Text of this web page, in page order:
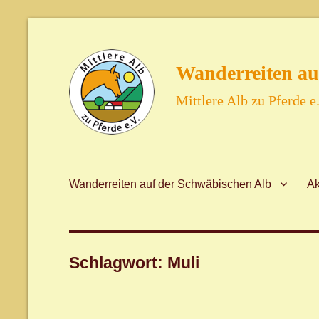
Wanderreiten
Mittlere Alb zu Pferde
Wanderreiten auf der Schwäbischen Alb
Schlagwort: Muli